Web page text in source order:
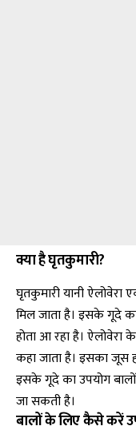
क्या है घृतकुमारी?
घृतकुमारी यानी
मिल जाता है। इसके गूदे
होता आ रहा है। ऐलोवेरा
कहा जाता है। इसका जूस
इसके गूदे का उपयोग
जा सकती है।
बालों के लिए कैसे करें